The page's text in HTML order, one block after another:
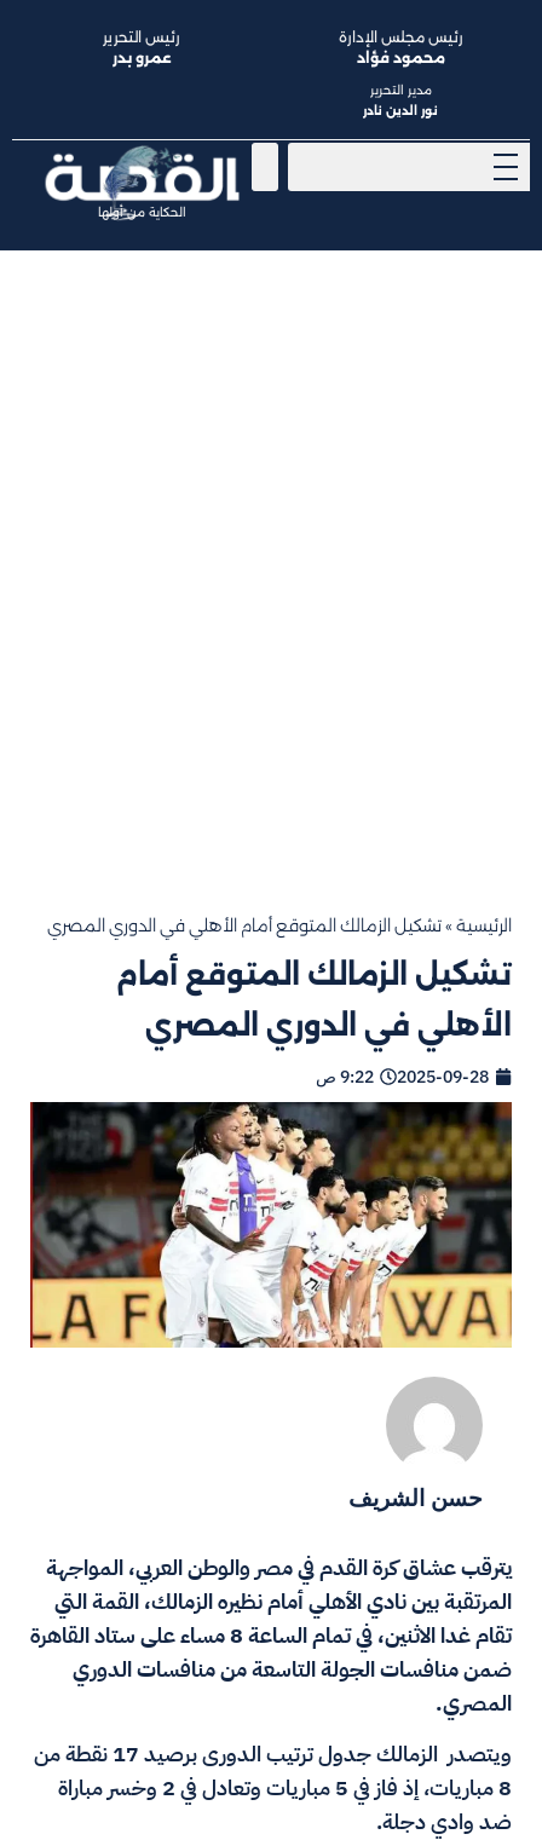
الحكاية من أولها
رئيس مجلس الإدارة
محمود فؤاد
مدير التحرير
نور الدين نادر
رئيس التحرير
عمرو بدر
الرئيسية »تشكيل الزمالك المتوقع أمام الأهلي في الدوري المصري
تشكيل الزمالك المتوقع أمام
الأهلي في الدوري المصري
2025-09-28 9:22 ص
حسن الشريف
يترقب عشاق كرة القدم في مصر والوطن العربي، المواجهة
المرتقبة بين نادي الأهلي أمام نظيره الزمالك، القمة التي
تقام غدا الاثنين، في تمام الساعة 8 مساء على ستاد القاهرة
ضمن منافسات الجولة التاسعة من منافسات الدوري
المصري.
ويتصدر الزمالك جدول ترتيب الدورى برصيد 17 نقطة من
8 مباريات، إذ فاز في 5 مباريات وتعادل في 2 وخسر مباراة
ضد وادي دجلة.